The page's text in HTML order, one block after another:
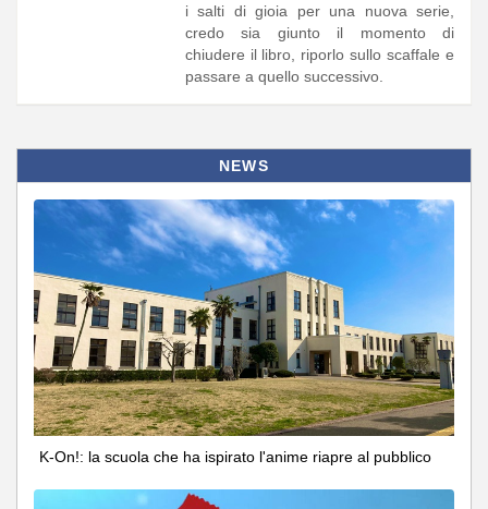
i salti di gioia per una nuova serie,
credo sia giunto il momento di
chiudere il libro, riporlo sullo scaffale e
passare a quello successivo.
NEWS
K-On!: la scuola che ha ispirato l'anime riapre al pubblico